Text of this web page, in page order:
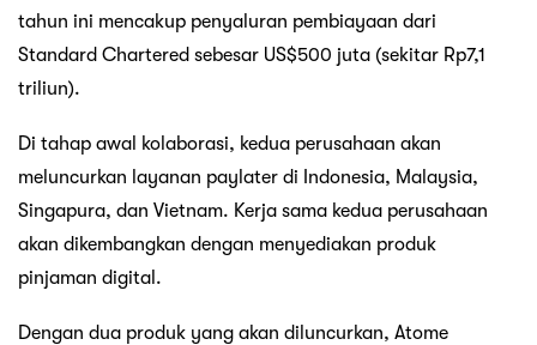
tahun ini mencakup penyaluran pembiayaan dari
Standard Chartered sebesar US$500 juta (sekitar Rp7,1
triliun).
Di tahap awal kolaborasi, kedua perusahaan akan
meluncurkan layanan paylater di Indonesia, Malaysia,
Singapura, dan Vietnam. Kerja sama kedua perusahaan
akan dikembangkan dengan menyediakan produk
pinjaman digital.
Dengan dua produk yang akan diluncurkan, Atome